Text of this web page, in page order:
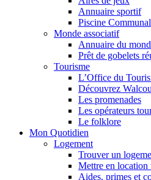
Annuaire sportif
Piscine
Monde associatif
Annuaire du
Prêt de gobelets
Tourisme
L’Office du
Découvrez
Les promenades
Les opérateurs
Le folklore
Mon Quotidien
Logement
Trouver un
Mettre en location
Aides, primes et